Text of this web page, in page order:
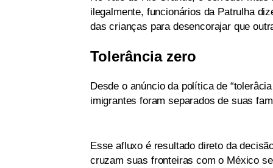
ilegalmente, funcionários da Patrulha
das crianças para desencorajar que
Tolerância zero
Desde o anúncio da política de
imigrantes foram separados de suas
Esse afluxo é resultado direto da
cruzam suas fronteiras com o México